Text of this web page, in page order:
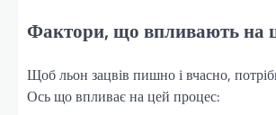
Фактори, що впливають на
Щоб льон зацвів пишно і вчасно,
Ось що впливає на цей процес: